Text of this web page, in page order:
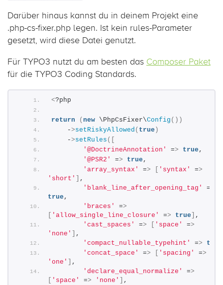
Darüber hinaus kannst du in deinem Projekt eine
.php-cs-fixer.php legen. Ist kein rules-Parameter
gesetzt, wird diese Datei genutzt.
Für TYPO3 nutzt du am besten das Composer Paket
für die TYPO3 Coding Standards.
<?php
return ( new \PhpCsFixer\Config ())
    -
>setRiskyAllowed ( true )
    -
>setRules ([
'@DoctrineAnnotation'
=> true ,
'@PSR2'
=> true ,
'array_syntax'
=> 'syntax' =>
'short'
,
'blank_line_after_opening_tag'
=
true ,
'braces'
=>
'allow_single_line_closure' => true
,
'cast_spaces'
=> 'space' =>
'none'
,
'compact_nullable_typehint'
=> true
'concat_space'
=> 'spacing' =>
'one'
,
'declare_equal_normalize'
=>
'space' => 'none'
,